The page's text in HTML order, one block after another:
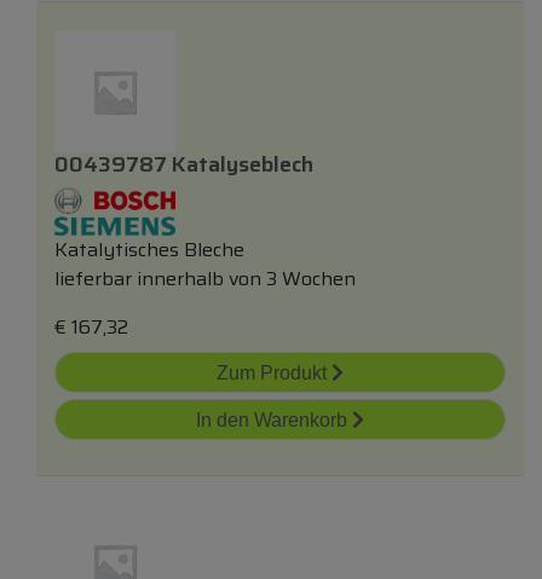
00439787 Katalyseblech
Katalytisches Bleche
lieferbar innerhalb von 3 Wochen
€ 167,32
Zum Produkt
In den Warenkorb